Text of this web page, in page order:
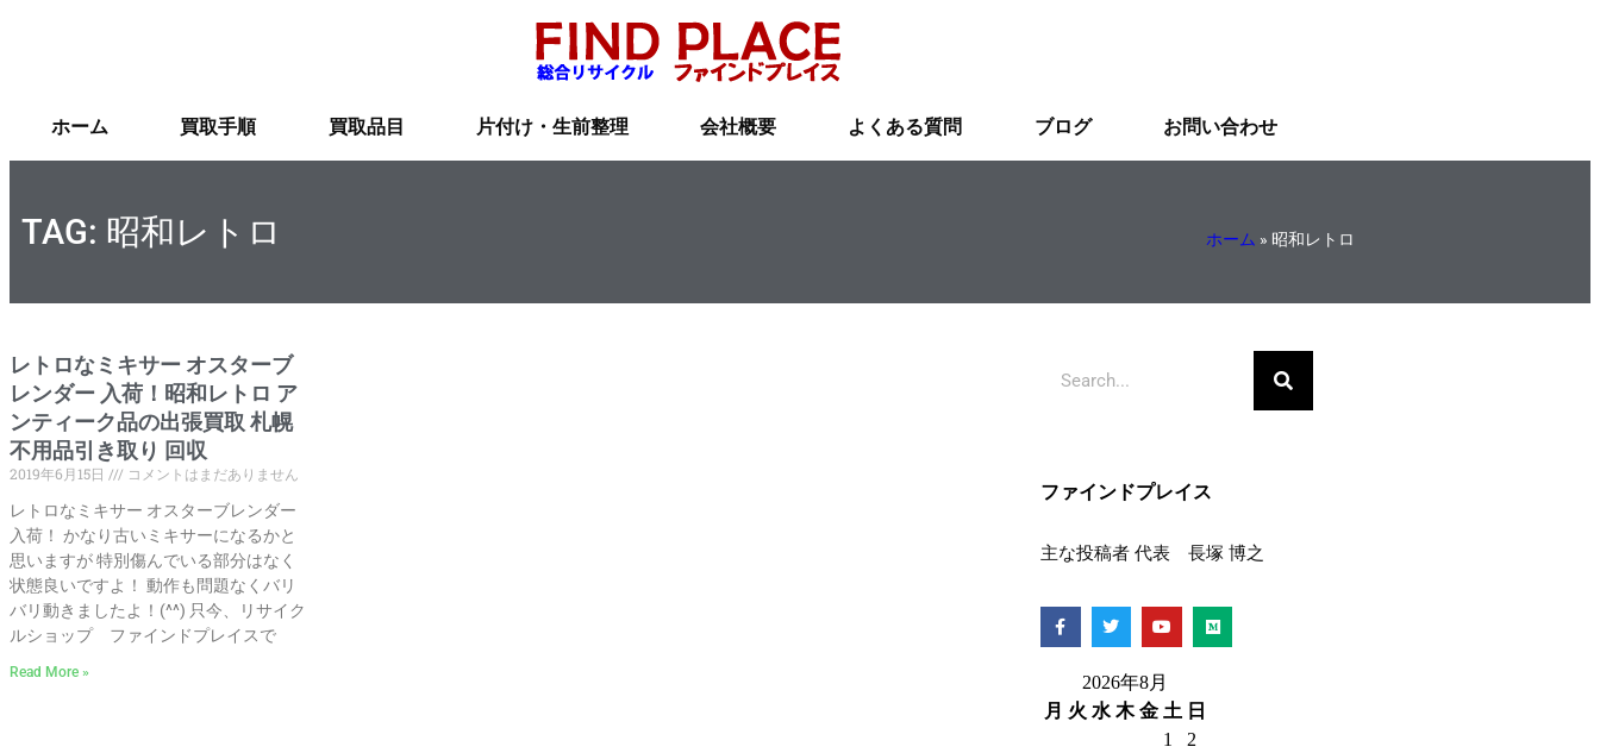
ホーム 買取手順 買取品目 片付け・生前整理 会社概要 よくある質問 ブログ お問い合わせ
TAG: 昭和レトロ ホーム » 昭和レトロ
レトロなミキサー オスターブ
レンダー 入荷！昭和レトロ ア
ンティーク品の出張買取 札幌
不用品引き取り 回収
2019年6月15日
コメントはまだありません
レトロなミキサー オスターブレンダー
入荷！ かなり古いミキサーになるかと
思いますが 特別傷んでいる部分はなく
状態良いですよ！ 動作も問題なくバリ
バリ動きましたよ！(^^) 只今、リサイク
ルショップ ファインドプレイスで
Read More »
ファインドプレイス
主な投稿者 代表 長塚 博之
2026年8月
月 火 水 木 金 土 日
1
2